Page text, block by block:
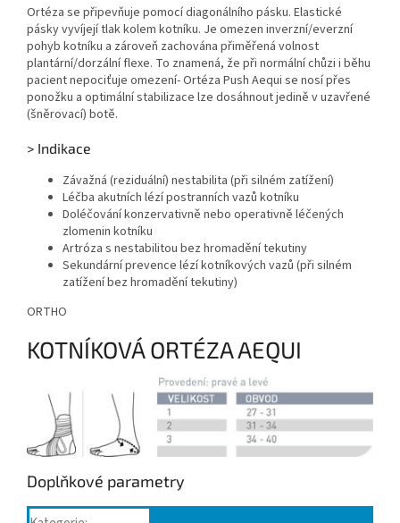
Ortéza se připevňuje pomocí diagonálního pásku. Elastické
pásky vyvíjejí tlak kolem kotníku. Je omezen inverzní/everzní
pohyb kotníku a zároveň zachována přiměřená volnost
plantární/dorzální flexe. To znamená, že při normální chůzi i běhu
pacient nepociťuje omezení- Ortéza Push Aequi se nosí přes
ponožku a optimální stabilizace lze dosáhnout jedině v uzavřené
(šněrovací) botě.
> Indikace
Závažná (reziduální) nestabilita (při silném zatížení)
Léčba akutních lézí postranních vazů kotníku
Doléčování konzervativně nebo operativně léčených
zlomenin kotníku
Artróza s nestabilitou bez hromadění tekutiny
Sekundární prevence lézí kotníkových vazů (při silném
zatížení bez hromadění tekutiny)
ORTHO
KOTNÍKOVÁ ORTÉZA AEQUI
Doplňkové parametry